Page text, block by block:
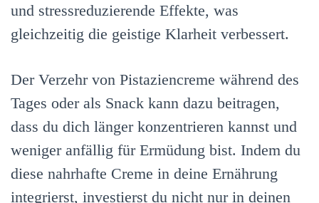
und stressreduzierende Effekte, was
gleichzeitig die geistige Klarheit verbessert.
Der Verzehr von Pistaziencreme während des
Tages oder als Snack kann dazu beitragen,
dass du dich länger konzentrieren kannst und
weniger anfällig für Ermüdung bist. Indem du
diese nahrhafte Creme in deine Ernährung
integrierst, investierst du nicht nur in deinen